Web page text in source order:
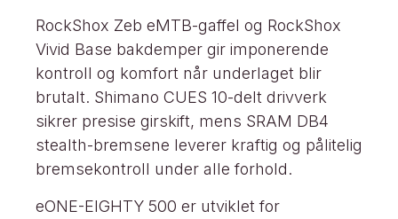
RockShox Zeb eMTB-gaffel og RockShox
Vivid Base bakdemper gir imponerende
kontroll og komfort når underlaget blir
brutalt. Shimano CUES 10-delt drivverk
sikrer presise girskift, mens SRAM DB4
stealth-bremsene leverer kraftig og pålitelig
bremsekontroll under alle forhold.
eONE-EIGHTY 500 er utviklet for